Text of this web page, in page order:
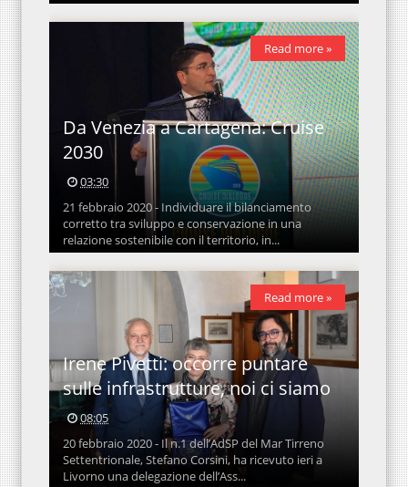
Da Venezia a Cartagena: Cruise
2030
03:30
21 febbraio 2020 - Individuare il bilanciamento
corretto tra sviluppo e conservazione in una
relazione sostenibile con il territorio, in...
Read more »
Irene Pivetti: occorre puntare
sulle infrastrutture, noi ci siamo
08:05
20 febbraio 2020 - Il n.1 dell’AdSP del Mar Tirreno
Settentrionale, Stefano Corsini, ha ricevuto ieri a
Livorno una delegazione dell’Ass...
Read more »